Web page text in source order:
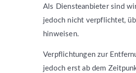
Als Diensteanbieter sind
jedoch nicht verpflichtet,
hinweisen.
Verpflichtungen zur
jedoch erst ab dem